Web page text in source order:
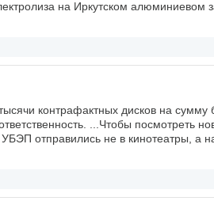
на Иркутском алюминиевом
контрафактных дисков на сумму
...Чтобы посмотреть
отправились не в кинотеатры, а